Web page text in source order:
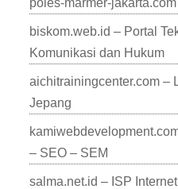
poles-marmer-
biskom.web.id – Portal
Komunikasi dan Hukum
aichitrainingcenter.com –
Jepang
– SEO – SEM
salma.net.id – ISP